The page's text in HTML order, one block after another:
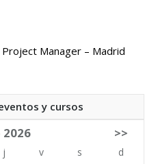
Manager – Madrid
y cursos
>>
j v s
d